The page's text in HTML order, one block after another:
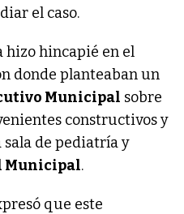
el caso.
hizo hincapié en el
donde planteaban un
Municipal sobre
constructivos y
sala de pediatría y
Municipal.
que este